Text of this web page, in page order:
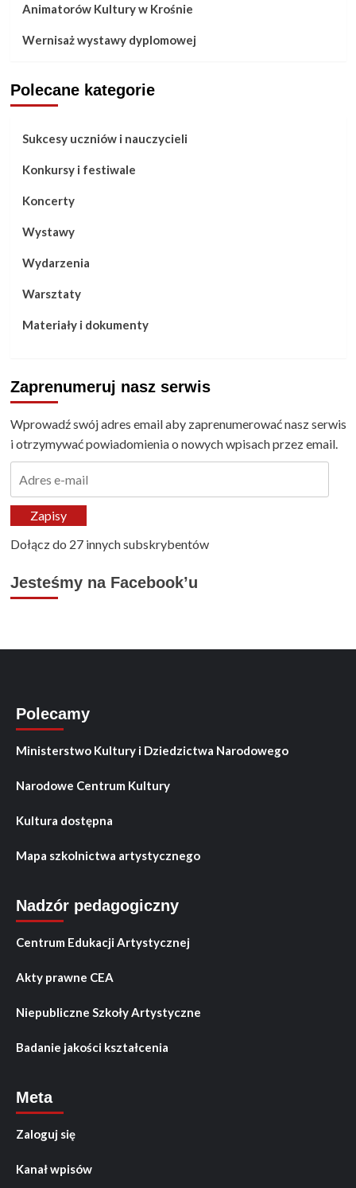
Animatorów Kultury w Krośnie
Wernisaż wystawy dyplomowej
Polecane kategorie
Sukcesy uczniów i nauczycieli
Konkursy i festiwale
Koncerty
Wystawy
Wydarzenia
Warsztaty
Materiały i dokumenty
Zaprenumeruj nasz serwis
Wprowadź swój adres email aby zaprenumerować nasz serwis
i otrzymywać powiadomienia o nowych wpisach przez email.
mailZapisy
Dołącz do 27 innych subskrybentów
Jesteśmy na Facebook’u
Polecamy
Ministerstwo Kultury i Dziedzictwa Narodowego
Narodowe Centrum Kultury
Kultura dostępna
Mapa szkolnictwa artystycznego
Nadzór pedagogiczny
Centrum Edukacji Artystycznej
Akty prawne CEA
Niepubliczne Szkoły Artystyczne
Badanie jakości kształcenia
Meta
Zaloguj się
Kanał wpisów